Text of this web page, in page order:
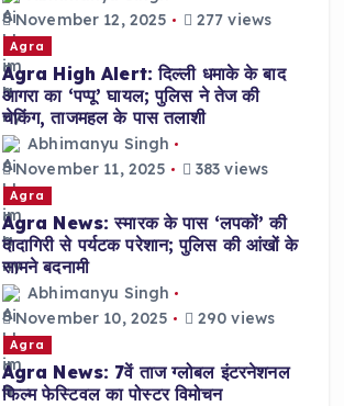
November 12, 2025
277 views
Agra
Agra High Alert: दिल्ली धमाके के बाद
आगरा का ‘पप्पू’ घायल; पुलिस ने तेज की
चेकिंग, ताजमहल के पास तलाशी
Abhimanyu Singh
November 11, 2025
383 views
Agra
Agra News: स्मारक के पास ‘लपकों’ की
दादागिरी से पर्यटक परेशान; पुलिस की आंखों के
सामने बदनामी
Abhimanyu Singh
November 10, 2025
290 views
Agra
Agra News: 7वें ताज ग्लोबल इंटरनेशनल
फिल्म फेस्टिवल का पोस्टर विमोचन